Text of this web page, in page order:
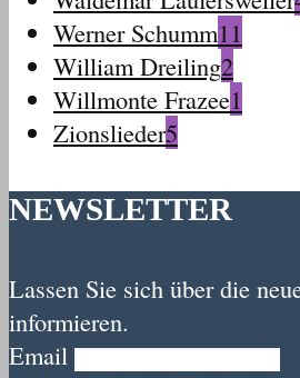
Werner Schumm11
William Dreiling2
Willmonte Frazee1
Zionslieder5
NEWSLETTER
Lassen Sie sich über die
informieren.
Email